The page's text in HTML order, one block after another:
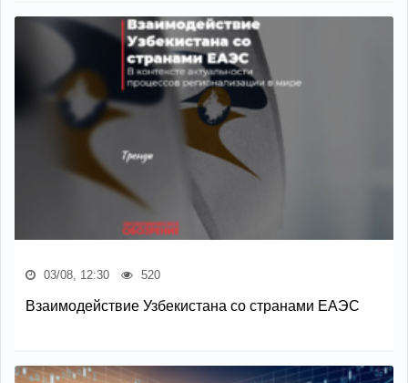
03/08, 12:30 520
Взаимодействие Узбекистана со странами ЕАЭС